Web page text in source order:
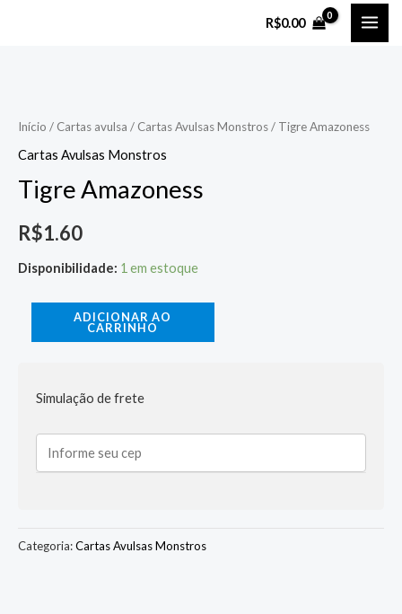
R$0.00
Início / Cartas avulsa / Cartas Avulsas Monstros/ Tigre Amazoness
Cartas Avulsas Monstros
Tigre Amazoness
R$1.60
Disponibilidade: 1 em estoque
quantidade
ADICIONAR AO
CARRINHO
Simulação de frete
Categoria:Cartas Avulsas Monstros